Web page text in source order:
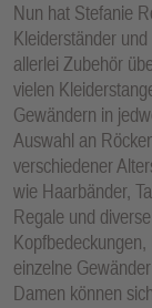
Nun hat Stefanie
Kleiderständer
allerlei Zubehör
vielen
Gewändern in
Auswahl an
verschiedener
wie Haarbänder,
Regale und
einzelne
Damen können